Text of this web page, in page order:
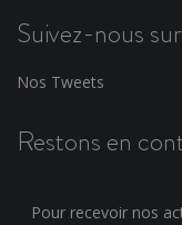
Suivez-nous
Nos Tweets
Restons en
Pour recevoir nos